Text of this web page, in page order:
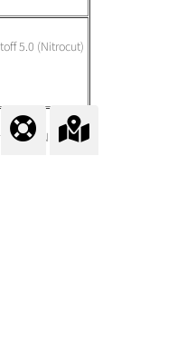
5.0 (Nitrocut)
5.0 (Nitrocut)